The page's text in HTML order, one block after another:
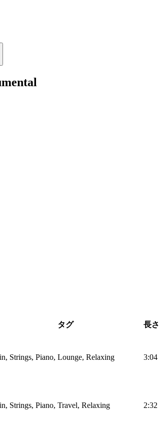
タグ 長さ
Strings, Piano, Lounge, Relaxing 3:04
Strings, Piano, Travel, Relaxing 2:32